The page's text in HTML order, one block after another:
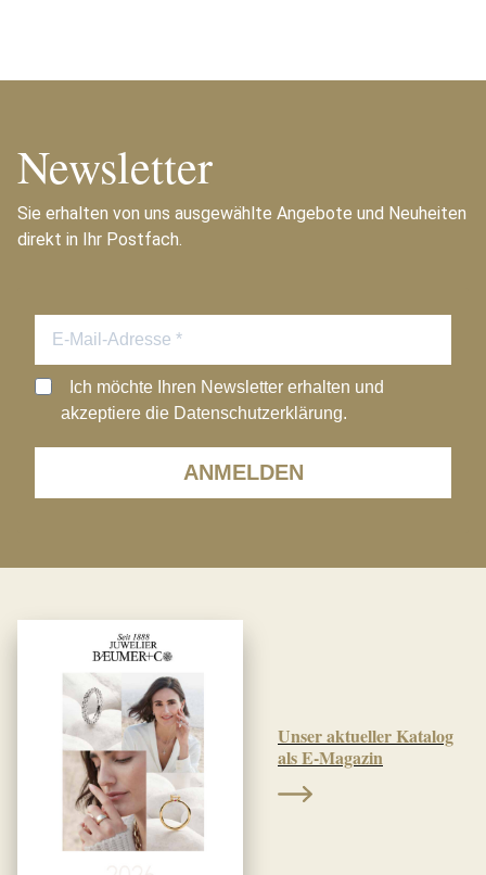
Newsletter
Sie erhalten von uns ausgewählte Angebote und Neuheiten
direkt in Ihr Postfach.
ANMELDEN
Ich möchte Ihren Newsletter erhalten und
akzeptiere die Datenschutzerklärung.
Unser aktueller Katalog
als E-Magazin